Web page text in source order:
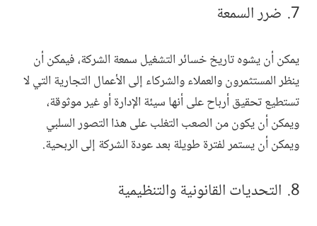
ضرر السمعة
يمكن أن يشوه تاريخ خسائر التشغيل سمعة الشركة، فيمكن أن
ينظر المستثمرون والعملاء والشركاء إلى الأعمال التجارية التي لا
تستطيع تحقيق أرباح على أنها سيئة الإدارة أو غير موثوقة،
ويمكن أن يكون من الصعب التغلب على هذا التصور السلبي
ويمكن أن يستمر لفترة طويلة بعد عودة الشركة إلى الربحية.
التحديات القانونية والتنظيمية